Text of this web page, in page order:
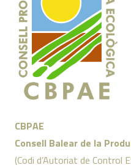
CBPAE
Consell Balear de la
(Codi d’Autoriat de Control